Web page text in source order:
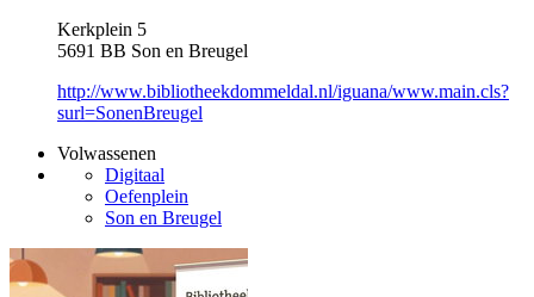
Kerkplein 5
5691 BB Son en Breugel
http://www.bibliotheekdommeldal.nl/iguana/www.main.cls?
surl=SonenBreugel
Volwassenen
Digitaal
Oefenplein
Son en Breugel